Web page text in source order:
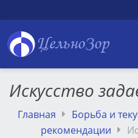
ЦельноЗор
Искусство
Главная Борьба и
рекомендации